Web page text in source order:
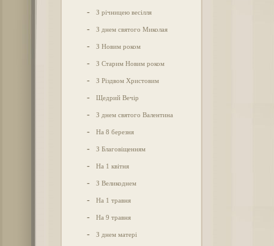
- З річницею весілля
- З днем святого Миколая
- З Новим роком
- З Старим Новим роком
- З Різдвом Христовим
- Щедрий Вечір
- З днем святого Валентина
- На 8 березня
- З Благовіщенням
- На 1 квітня
- З Великоднем
- На 1 травня
- На 9 травня
- З днем матері